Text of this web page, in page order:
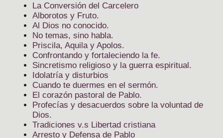
La Conversión del Carcelero
Alborotos y Fruto.
Al Dios no conocido.
No temas, sino habla.
Priscila, Aquila y Apolos.
Confrontando y fortaleciendo la fe.
Sincretismo religioso y la guerra espiritual.
Idolatría y disturbios
Cuando te duermes en el sermón.
El corazón pastoral de Pablo.
Profecías y desacuerdos sobre la voluntad de
Dios.
Tradiciones v.s Libertad cristiana
Arresto y Defensa de Pablo